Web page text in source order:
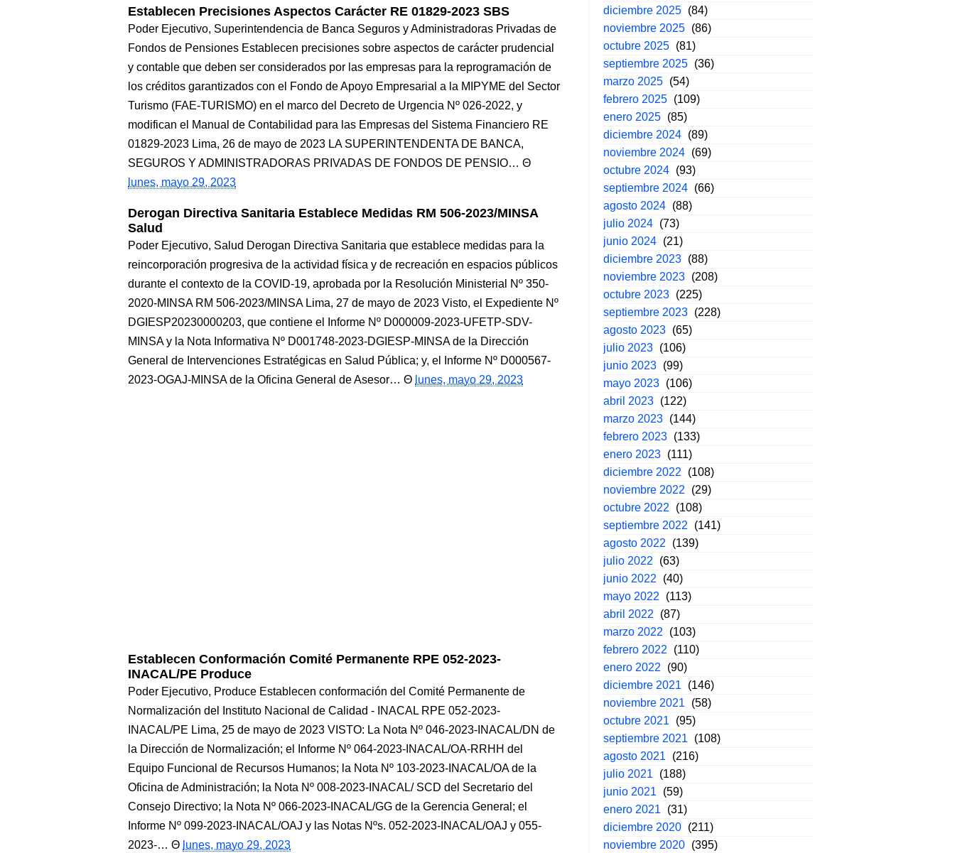
Establecen Precisiones Aspectos Carácter RE 01829-2023 SBS
Poder Ejecutivo, Superintendencia de Banca Seguros y Administradoras Privadas de
Fondos de Pensiones Establecen precisiones sobre aspectos de carácter prudencial
y contable que deben ser considerados por las empresas para la reprogramación de
los créditos garantizados con el Fondo de Apoyo Empresarial a la MIPYME del Sector
Turismo (FAE-TURISMO) en el marco del Decreto de Urgencia Nº 026-2022, y
modifican el Manual de Contabilidad para las Empresas del Sistema Financiero RE
01829-2023 Lima, 26 de mayo de 2023 LA SUPERINTENDENTA DE BANCA,
SEGUROS Y ADMINISTRADORAS PRIVADAS DE FONDOS DE PENSIO…
lunes, mayo 29, 2023
Derogan Directiva Sanitaria Establece Medidas RM 506-2023/MINSA
Salud
Poder Ejecutivo, Salud Derogan Directiva Sanitaria que establece medidas para la
reincorporación progresiva de la actividad física y de recreación en espacios públicos
durante el contexto de la COVID-19, aprobada por la Resolución Ministerial Nº 350-
2020-MINSA RM 506-2023/MINSA Lima, 27 de mayo de 2023 Visto, el Expediente Nº
DGIESP20230000203, que contiene el Informe Nº D000009-2023-UFETP-SDV-
MINSA y la Nota Informativa Nº D001748-2023-DGIESP-MINSA de la Dirección
General de Intervenciones Estratégicas en Salud Pública; y, el Informe Nº D000567-
2023-OGAJ-MINSA de la Oficina General de Asesor…
lunes, mayo 29, 2023
Establecen Conformación Comité Permanente RPE 052-2023-
INACAL/PE Produce
Poder Ejecutivo, Produce Establecen conformación del Comité Permanente de
Normalización del Instituto Nacional de Calidad - INACAL RPE 052-2023-
INACAL/PE Lima, 25 de mayo de 2023 VISTO: La Nota Nº 046-2023-INACAL/DN de
la Dirección de Normalización; el Informe Nº 064-2023-INACAL/OA-RRHH del
Equipo Funcional de Recursos Humanos; la Nota Nº 103-2023-INACAL/OA de la
Oficina de Administración; la Nota Nº 008-2023-INACAL/ SCD del Secretario del
Consejo Directivo; la Nota Nº 066-2023-INACAL/GG de la Gerencia General; el
Informe Nº 099-2023-INACAL/OAJ y las Notas Nºs. 052-2023-INACAL/OAJ y 055-
2023-…
lunes, mayo 29, 2023
diciembre 2025 (84)
noviembre 2025 (86)
octubre 2025 (81)
septiembre 2025 (36)
marzo 2025 (54)
febrero 2025 (109)
enero 2025 (85)
diciembre 2024 (89)
noviembre 2024 (69)
octubre 2024 (93)
septiembre 2024 (66)
agosto 2024 (88)
julio 2024 (73)
junio 2024 (21)
diciembre 2023 (88)
noviembre 2023 (208)
octubre 2023 (225)
septiembre 2023 (228)
agosto 2023 (65)
julio 2023 (106)
junio 2023 (99)
mayo 2023 (106)
abril 2023 (122)
marzo 2023 (144)
febrero 2023 (133)
enero 2023 (111)
diciembre 2022
(108)
noviembre 2022
(29)
octubre 2022
(108)
septiembre 2022
(141)
agosto 2022
(139)
julio 2022
(63)
junio 2022
(40)
mayo 2022
(113)
abril 2022
(87)
marzo 2022
(103)
febrero 2022
(110)
enero 2022
(90)
diciembre 2021
(146)
noviembre 2021
(58)
octubre 2021
(95)
septiembre 2021
(108)
agosto 2021
(216)
julio 2021
(188)
junio 2021
(59)
enero 2021
(31)
diciembre 2020 (211)
noviembre 2020 (395)